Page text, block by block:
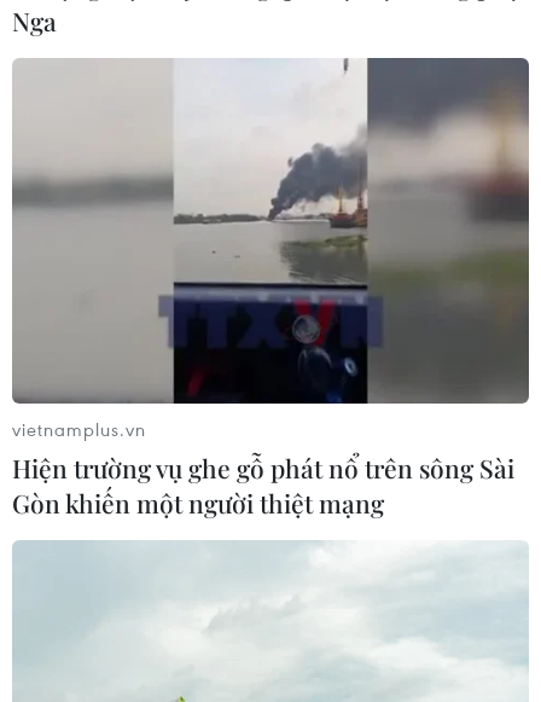
30/04/2023 03:01
Nhóm khủng bố Boko Hara đã tấn công hàng trăm
cộng đồng địa phương trên khắp Tây Bắc Nigeria trong
những năm gần đây, trong khi các chiến binh Hồi giáo
tiếp tục tiến hành các cuộc tấn công ở Đông Bắc.
Nga
vietnamplus.vn
Hiện trường vụ ghe gỗ phát nổ trên sông Sài
Gòn khiến một người thiệt mạng